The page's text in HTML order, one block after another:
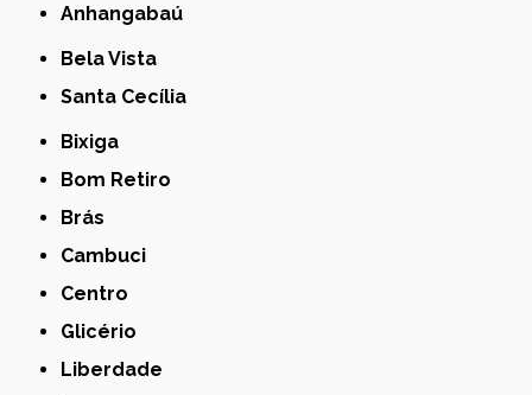
Anhangabaú
Bela Vista
Santa Cecília
Bixiga
Bom Retiro
Brás
Cambuci
Centro
Glicério
Liberdade